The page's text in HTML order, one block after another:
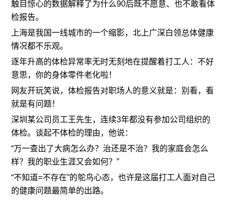
触目惊心的数据解释了为什么90后既不愿意、也不敢看体
检报告。
上海是我国一线城市的一个缩影，北上广深白领总体健康
情况都不乐观。
逐年升高的体检异常率无时无刻地在提醒着打工人：不好
意思，你的身体零件老化啦！
网友开玩笑说，体检报告对职场人的意义就是：别看，看
就是有问题！
深圳某公司员工王先生，连续3年都没有参加公司组织的
体检。谈起不体检的理由，他说：
“万一查出了大病怎么办？治还是不治？我的家庭会怎么
样？我的职业生涯又会如何？”
“不知道=不存在”的鸵鸟心态，也许是这届打工人面对自己
的健康问题最简单的出路。